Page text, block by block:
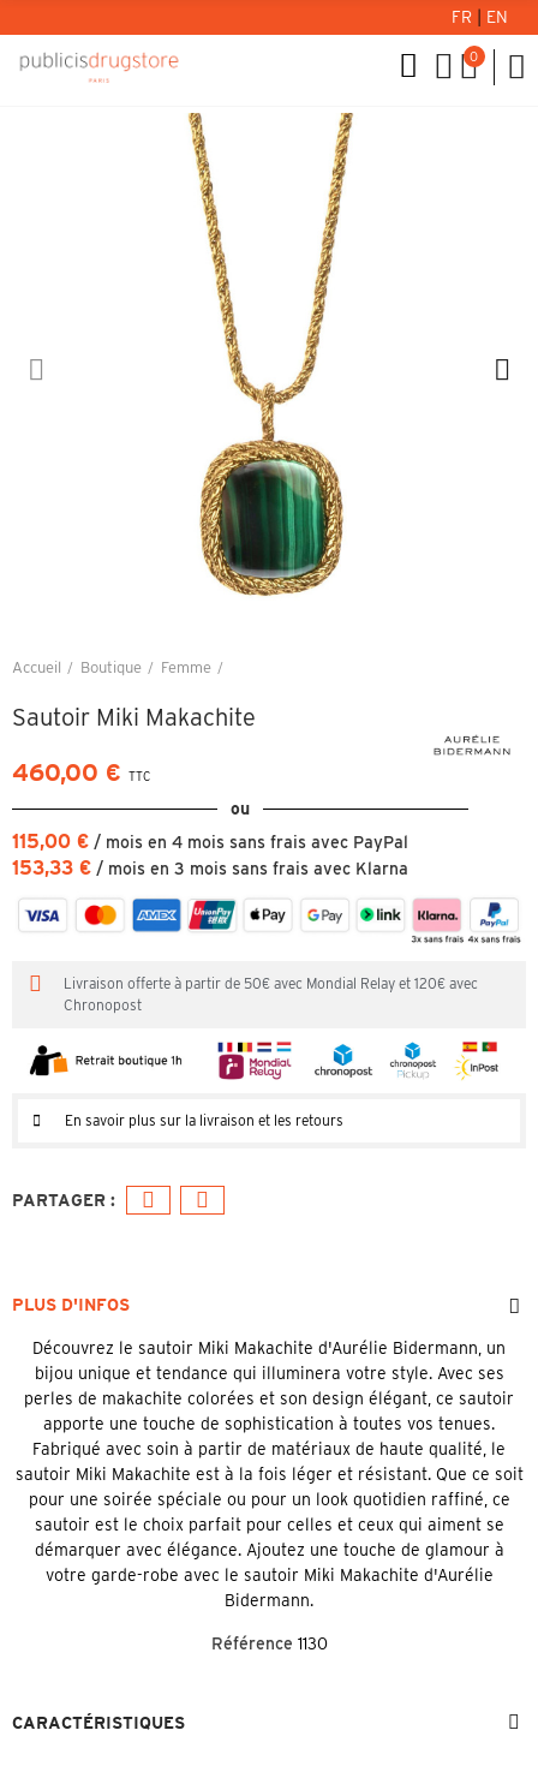
FR EN
0
Accueil Boutique Femme
Sautoir Miki Makachite
460,00 € TTC
ou
115,00 € / mois en 4 mois sans frais avec PayPal
153,33 € / mois en 3 mois sans frais avec Klarna
Livraison offerte à partir de 50€ avec Mondial Relay et 120€ avec
Chronopost
En savoir plus sur la livraison et les retours
PLUS D'INFOS
Découvrez le sautoir Miki Makachite d'Aurélie Bidermann, un
bijou unique et tendance qui illuminera votre style. Avec ses
perles de makachite colorées et son design élégant, ce sautoir
apporte une touche de sophistication à toutes vos tenues.
Fabriqué avec soin à partir de matériaux de haute qualité, le
sautoir Miki Makachite est à la fois léger et résistant. Que ce soit
pour une soirée spéciale ou pour un look quotidien raffiné, ce
sautoir est le choix parfait pour celles et ceux qui aiment se
démarquer avec élégance. Ajoutez une touche de glamour à
votre garde-robe avec le sautoir Miki Makachite d'Aurélie
Bidermann.
Référence 1130
CARACTÉRISTIQUES